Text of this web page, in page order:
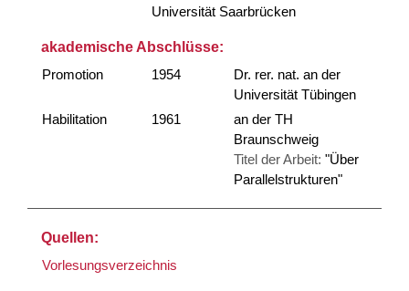
Universität Saarbrücken
akademische Abschlüsse:
Promotion
1954
Dr. rer. nat. an der
Universität Tübingen
Habilitation
1961
an der TH
Braunschweig
Titel der Arbeit: "Über
Parallelstrukturen"
Quellen:
Vorlesungsverzeichnis